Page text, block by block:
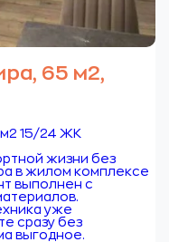
65 м2,
м2 15/24 ЖК
жизни без
в жилом комплексе
выполнен с
уже
сразу без
выгодное.